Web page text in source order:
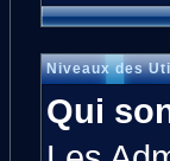
Niveaux des
Qui